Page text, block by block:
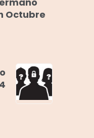
Octubre